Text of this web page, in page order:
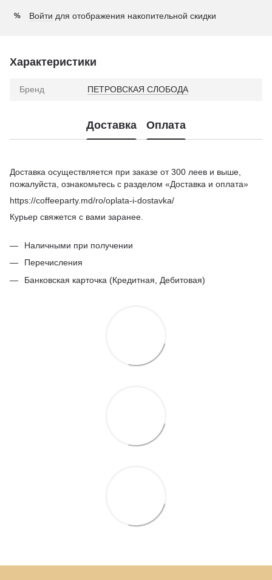
% Войти для отображения накопительной скидки
Характеристики
Бренд ПЕТРОВСКАЯ СЛОБОДА
Доставка Оплата
Доставка осуществляется при заказе от 300 леев и выше,
пожалуйста, ознакомьтесь с разделом «Доставка и оплата»
https://coffeeparty.md/ro/oplata-i-dostavka/
Курьер свяжется с вами заранее.
Наличными при получении
Перечисления
Банковская карточка (Кредитная, Дебитовая)